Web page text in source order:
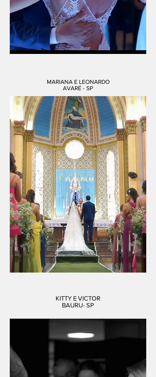
MARIANA E LEONARDO
AVARÉ - SP
PLAY FILM
KITTY E VICTOR
BAURU- SP